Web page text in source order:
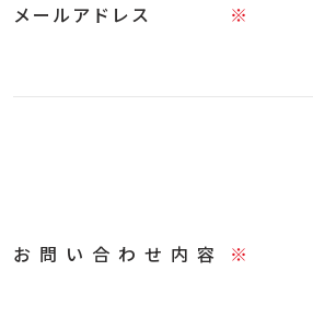
メールアドレス ※
お問い合わせ内容 ※